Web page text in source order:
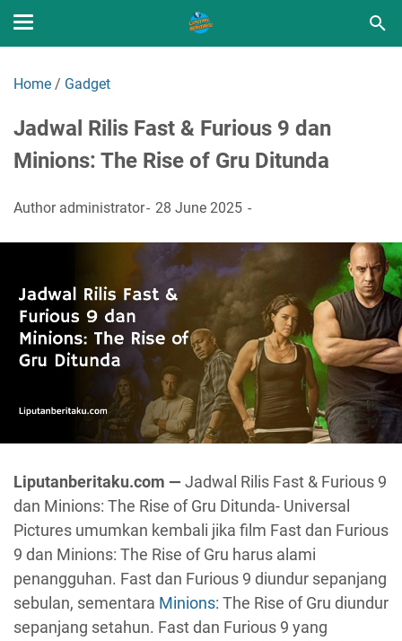
Home / Gadget
Jadwal Rilis Fast & Furious 9 dan
Minions: The Rise of Gru Ditunda
Author administrator 28 June 2025
Liputanberitaku.com — Jadwal Rilis Fast & Furious 9
dan Minions: The Rise of Gru Ditunda- Universal
Pictures umumkan kembali jika film Fast dan Furious
9 dan Minions: The Rise of Gru harus alami
penangguhan. Fast dan Furious 9 diundur sepanjang
sebulan, sementara Minions: The Rise of Gru diundur
sepanjang setahun. Fast dan Furious 9 yang